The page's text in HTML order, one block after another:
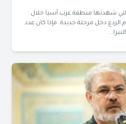
شهدتها منطقة غرب آسيا خلال
الردع دخل مرحلة جديدة. فإذا كان عدد